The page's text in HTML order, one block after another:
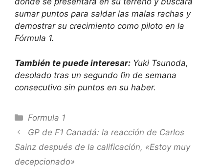
sumar puntos para saldar las malas rachas y
demostrar su crecimiento como piloto en la
Fórmula 1.
También te puede interesar: Yuki Tsunoda,
desolado tras un segundo fin de semana
consecutivo sin puntos en su haber.
Categorías
Formula 1
GP de F1 Canadá: la reacción de Carlos
Sainz después de la calificación, «Estoy muy
decepcionado»